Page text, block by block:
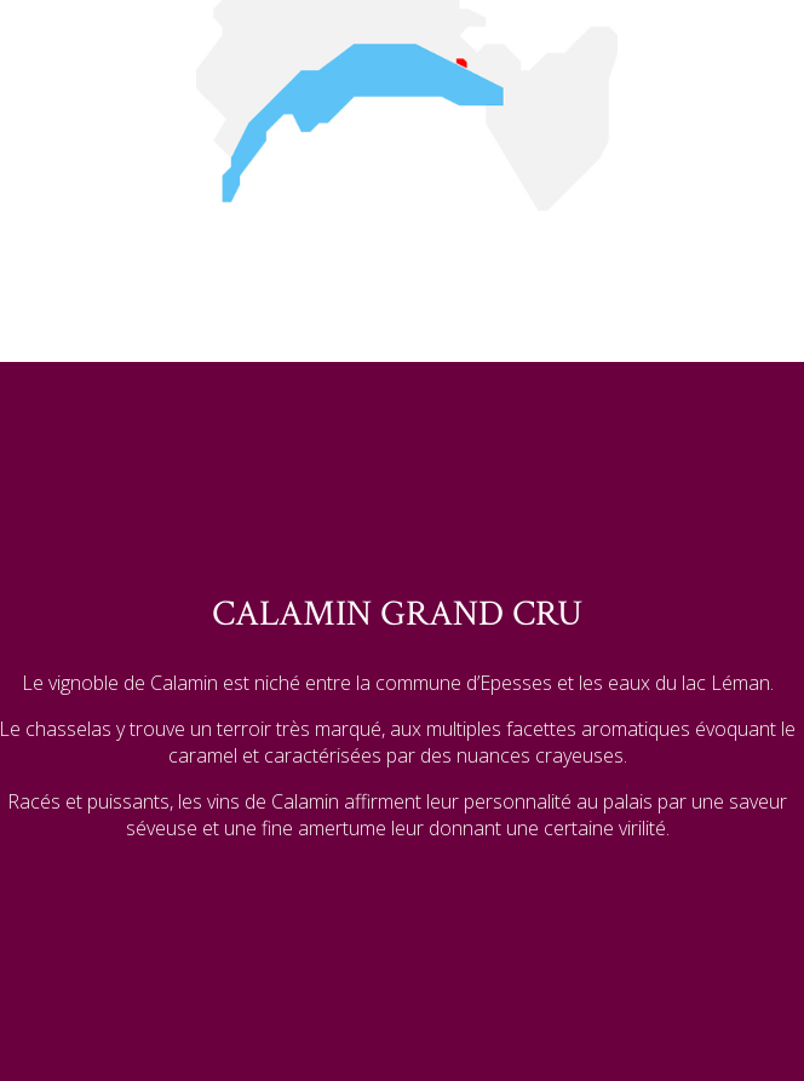
CALAMIN GRAND CRU
Le vignoble de Calamin est niché entre la commune d’Epesses et les eaux du lac Léman.
Le chasselas y trouve un terroir très marqué, aux multiples facettes aromatiques évoquant le
caramel et caractérisées par des nuances crayeuses.
Racés et puissants, les vins de Calamin affirment leur personnalité au palais par une saveur
séveuse et une fine amertume leur donnant une certaine virilité.